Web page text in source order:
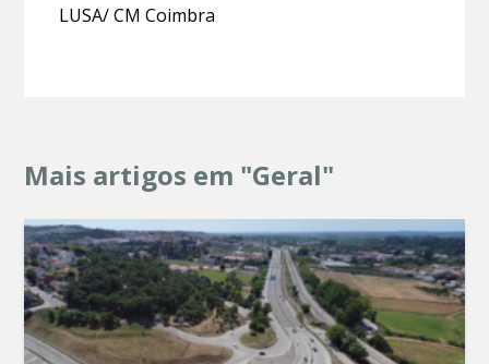
LUSA/ CM Coimbra
Mais artigos em "Geral"